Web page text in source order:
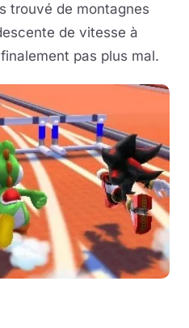
trouvé de montagnes
de vitesse à
pas plus mal.